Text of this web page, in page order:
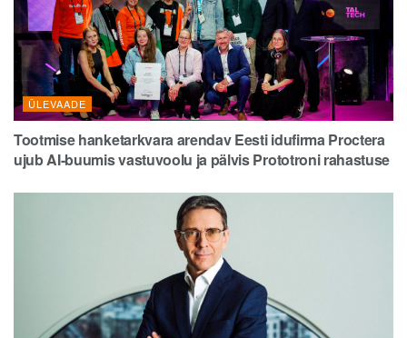
ÜLEVAADE
Tootmise hanketarkvara arendav Eesti idufirma Proctera
ujub AI-buumis vastuvoolu ja pälvis Prototroni rahastuse